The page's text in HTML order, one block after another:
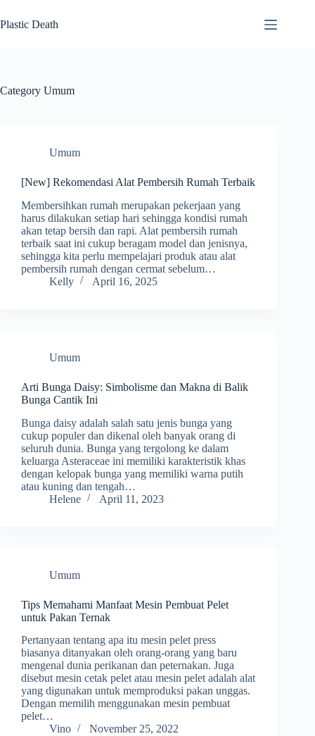
to
content
Plastic Death
Category Umum
Umum
[New] Rekomendasi Alat Pembersih Rumah Terbaik
Membersihkan rumah merupakan pekerjaan yang
harus dilakukan setiap hari sehingga kondisi rumah
akan tetap bersih dan rapi. Alat pembersih rumah
terbaik saat ini cukup beragam model dan jenisnya,
sehingga kita perlu mempelajari produk atau alat
pembersih rumah dengan cermat sebelum…
Kelly
April 16, 2025
Umum
Arti Bunga Daisy: Simbolisme dan Makna di Balik
Bunga Cantik Ini
Bunga daisy adalah salah satu jenis bunga yang
cukup populer dan dikenal oleh banyak orang di
seluruh dunia. Bunga yang tergolong ke dalam
keluarga Asteraceae ini memiliki karakteristik khas
dengan kelopak bunga yang memiliki warna putih
atau kuning dan tengah…
Helene
April 11, 2023
Umum
Tips Memahami Manfaat Mesin Pembuat Pelet
untuk Pakan Ternak
Pertanyaan tentang apa itu mesin pelet press
biasanya ditanyakan oleh orang-orang yang baru
mengenal dunia perikanan dan peternakan. Juga
disebut mesin cetak pelet atau mesin pelet adalah alat
yang digunakan untuk memproduksi pakan unggas.
Dengan memilih menggunakan mesin pembuat
pelet…
Vino
November 25, 2022